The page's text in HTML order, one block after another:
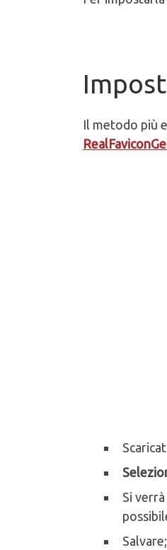
Il metodo più
Si
Salvare;